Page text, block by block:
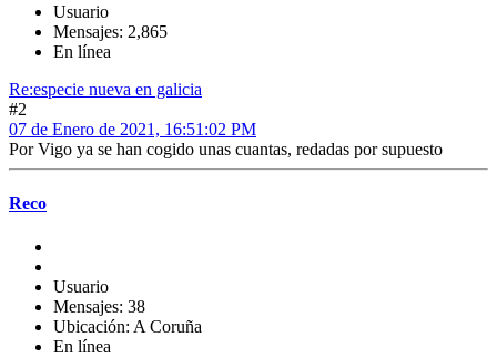
Usuario
Mensajes: 2,865
En línea
Re:especie nueva en galicia
#2
07 de Enero de 2021, 16:51:02 PM
Por Vigo ya se han cogido unas cuantas, redadas por supuesto
Reco
Usuario
Mensajes: 38
Ubicación: A Coruña
En línea